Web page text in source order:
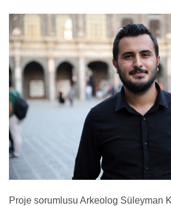
Proje sorumlusu Arkeolog Süleyman